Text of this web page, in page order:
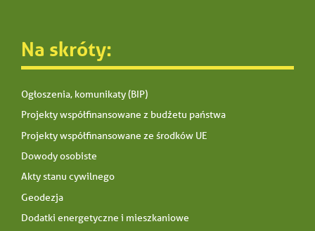
Na skróty:
Ogłoszenia, komunikaty (BIP)
Projekty współfinansowane z budżetu państwa
Projekty współfinansowane ze środków UE
Dowody osobiste
Akty stanu cywilnego
Geodezja
Dodatki energetyczne i mieszkaniowe